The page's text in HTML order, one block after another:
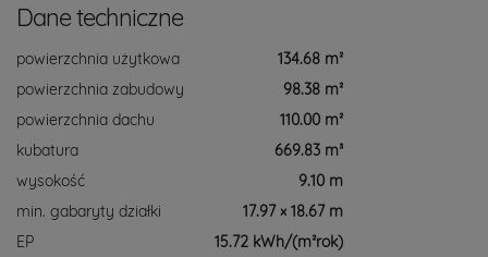
Dane techniczne
powierzchnia użytkowa
134.68 m²
powierzchnia zabudowy
98.38 m²
powierzchnia dachu
110.00 m²
kubatura
669.83 m³
wysokość
9.10 m
min. gabaryty działki
17.97 × 18.67 m
EP
15.72 kWh/(m²rok)